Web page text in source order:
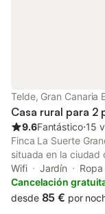
Telde, Gran Canaria
Casa rural para 2
9.6Fantástico⋅15
Finca La Suerte
situada en la ciudad
árboles frutales. Es
en medio de la
público en 2022. La
Wifi Jardín
Cancelación
desde 85 € por